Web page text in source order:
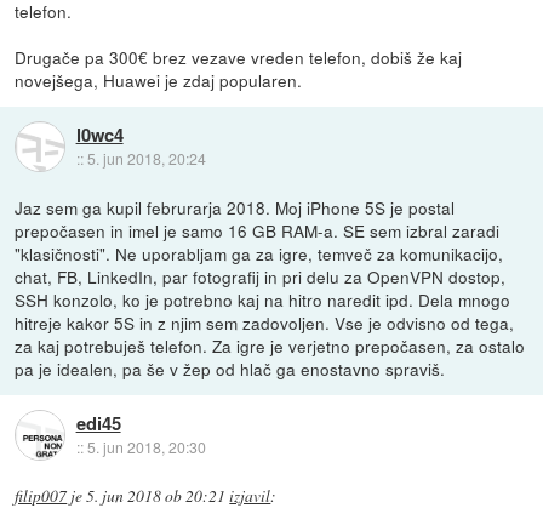
telefon.
Drugače pa 300€ brez vezave vreden telefon, dobiš že kaj
novejšega, Huawei je zdaj popularen.
l0wc4
:: 5. jun 2018, 20:24
Jaz sem ga kupil februrarja 2018. Moj iPhone 5S je postal
prepočasen in imel je samo 16 GB RAM-a. SE sem izbral zaradi
"klasičnosti". Ne uporabljam ga za igre, temveč za komunikacijo,
chat, FB, LinkedIn, par fotografij in pri delu za OpenVPN dostop,
SSH konzolo, ko je potrebno kaj na hitro naredit ipd. Dela mnogo
hitreje kakor 5S in z njim sem zadovoljen. Vse je odvisno od tega,
za kaj potrebuješ telefon. Za igre je verjetno prepočasen, za ostalo
pa je idealen, pa še v žep od hlač ga enostavno spraviš.
edi45
::5. jun 2018, 20:30
filip007 je5. jun 2018 ob 20:21 izjavil: